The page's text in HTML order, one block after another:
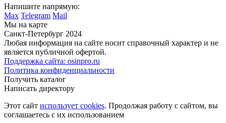
Напишите напрямую:
Max Telegram Mail
Мы на карте
Санкт-Петербург 2024
Любая информация на сайте носит справочный характер и не
является публичной офертой.
Поддержка сайта: osinpro.ru
Политика конфиденциальности
Получить каталог
Написать директору
Этот сайт использует cookies. Продолжая работу с сайтом, вы
соглашаетесь с их использованием